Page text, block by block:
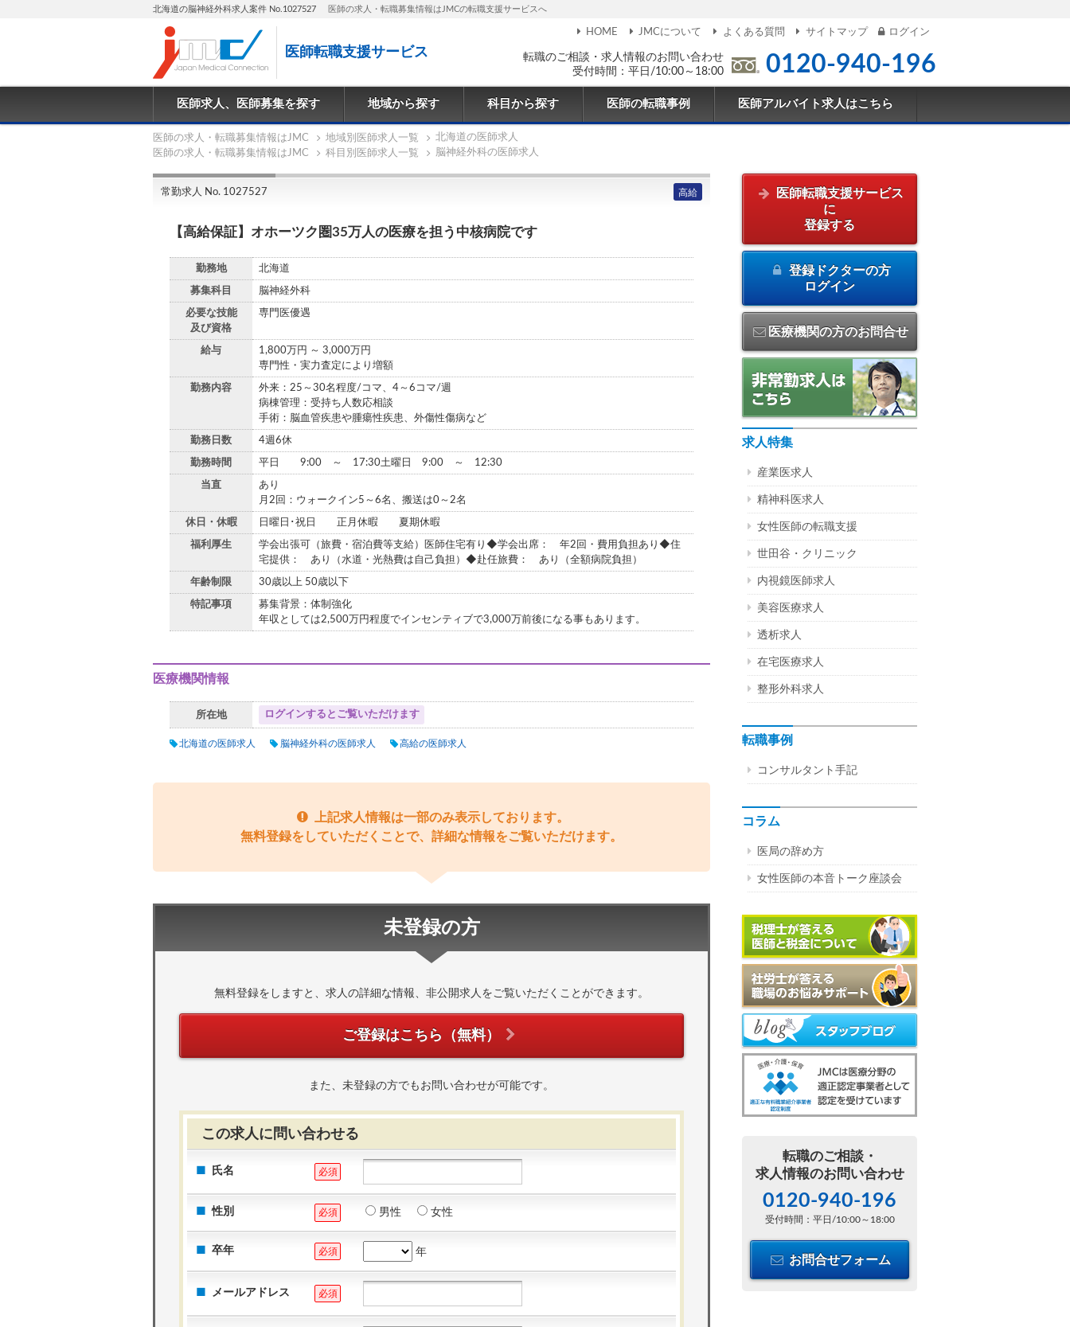
北海道の脳神経外科求人案件 No.1027527 医師の求人・転職募集情報はJMCの転職支援サービスへ
医師転職支援サービス
転職のご相談・求人情報のお問い合わせ
受付時間：平日/10:00～18:00
0120-940-196
HOME JMCについて よくある質問 サイトマップ ログイン
医師求人、医師募集を探す 地域から探す 科目から探す 医師の転職事例 医師アルバイト求人はこちら
医師の求人・転職募集情報はJMC 地域別医師求人一覧
北海道の医師求人
医師の求人・転職募集情報はJMC
科目別医師求人一覧 脳神経外科の医師求人
常勤求人 No. 1027527 高給
【高給保証】オホーツク圏35万人の医療を担う中核病院です
勤務地 北海道
募集科目 脳神経外科
必要な技能
及び資格
専門医優遇
給与
1,800万円 ～ 3,000万円
専門性・実力査定により増額
勤務内容
外来：25～30名程度/コマ、4～6コマ/週
病棟管理：受持ち人数応相談
手術：脳血管疾患や腫瘍性疾患、外傷性傷病など
勤務日数 4週6休
勤務時間 平日 9:00 ～ 17:30土曜日 9:00 ～ 12:30
当直
あり
月2回：ウォークイン5～6名、搬送は0～2名
休日・休暇 日曜日･祝日 正月休暇 夏期休暇
福利厚生
学会出張可（旅費・宿泊費等支給）医師住宅有り◆学会出席： 年2回・費用負担あり◆住
宅提供： あり（水道・光熱費は自己負担）◆赴任旅費： あり（全額病院負担）
年齢制限 30歳以上 50歳以下
特記事項
募集背景：体制強化
年収としては2,500万円程度でインセンティブで3,000万前後になる事もあります。
医療機関情報
所在地 ログインするとご覧いただけます
北海道の医師求人 脳神経外科の医師求人 高給の医師求人
上記求人情報は一部のみ表示しております。
無料登録をしていただくことで、詳細な情報をご覧いただけます。
未登録の方
無料登録をしますと、求人の詳細な情報、非公開求人をご覧いただくことができます。
ご登録はこちら（無料）
また、未登録の方でもお問い合わせが可能です。
この求人に問い合わせる
氏名 必須
性別 必須 男性 女性
卒年 必須 年
メールアドレス 必須
医師転職支援サービス
に
登録する
登録ドクターの方
ログイン
医療機関の方のお問合せ
求人特集
産業医求人
精神科医求人
女性医師の転職支援
世田谷・クリニック
内視鏡医師求人
美容医療求人
透析求人
在宅医療求人
整形外科求人
転職事例
コンサルタント手記
コラム
医局の辞め方
女性医師の本音トーク座談会
転職のご相談・
求人情報のお問い合わせ
0120-940-196
受付時間：平日/10:00～18:00
お問合せフォーム